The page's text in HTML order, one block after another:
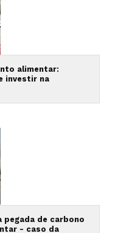
alimentar:
investir na
de carbono
- caso da